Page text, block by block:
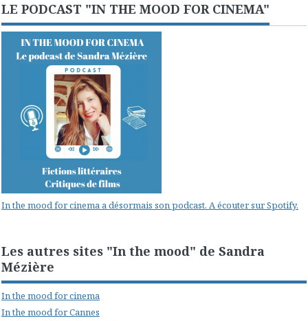
LE PODCAST "IN THE MOOD FOR CINEMA"
In the mood for cinema a désormais son podcast. A écouter sur Spotify.
Les autres sites "In the mood" de Sandra
Mézière
In the mood for cinema
In the mood for Cannes